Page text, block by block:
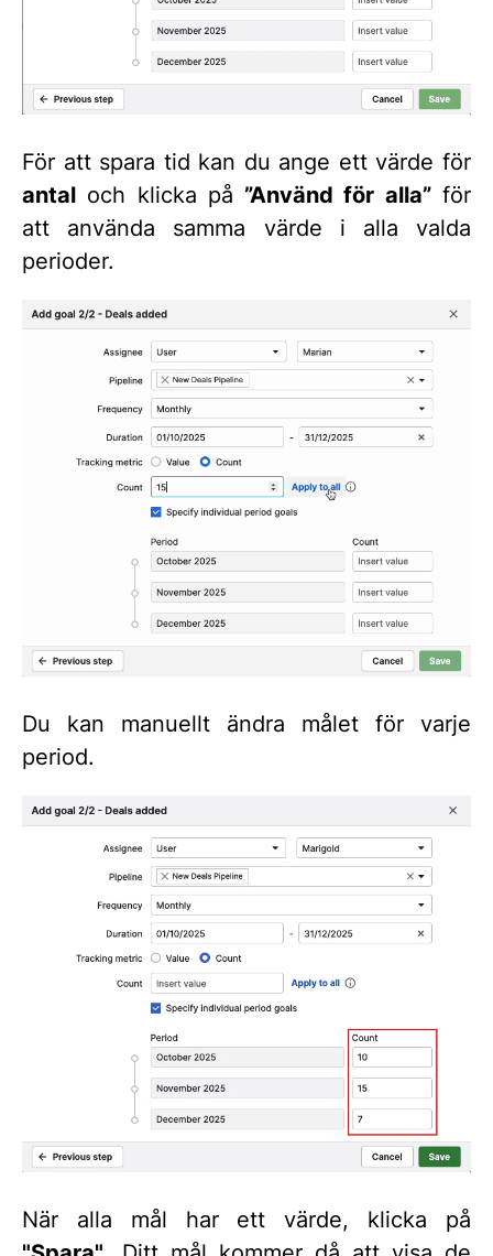
För att spara tid kan du ange ett värde för
antal och klicka på”Använd för alla”för
att använda samma värde i alla valda
perioder.
Du kan manuellt ändra målet för varje
period.
När alla mål har ett värde, klicka på